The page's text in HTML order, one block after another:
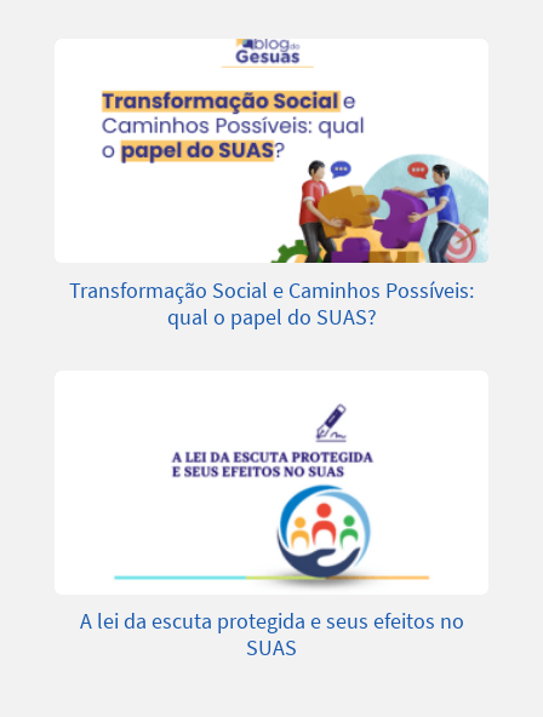
Transformação Social e Caminhos Possíveis:
qual o papel do SUAS?
A lei da escuta protegida e seus efeitos no
SUAS